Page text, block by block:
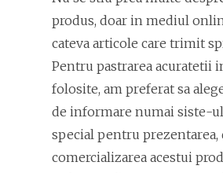
produs, doar in mediul
cateva articole care trimit
Pentru pastrarea acuratetii
folosite, am preferat sa
de informare numai siste-
special pentru prezentarea,
comercializarea acestui